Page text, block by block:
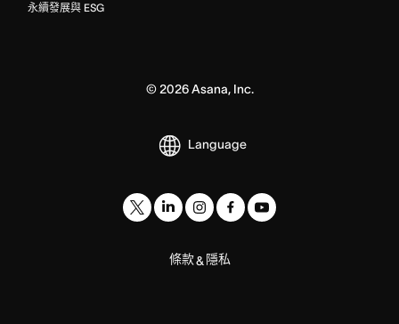
永續發展與 ESG
© 2026Asana, Inc.
Language
條款& 隱私